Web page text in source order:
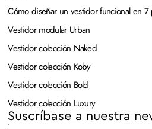
Cómo diseñar un vestidor funcional en 7
Vestidor modular Urban
Vestidor colección Naked
Vestidor colección Koby
Vestidor colección Bold
Vestidor colección Luxury
Suscríbase a nuestra